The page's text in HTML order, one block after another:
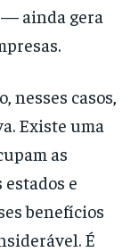
— ainda gera
nesses casos,
Existe uma
as
estados e
benefícios
É